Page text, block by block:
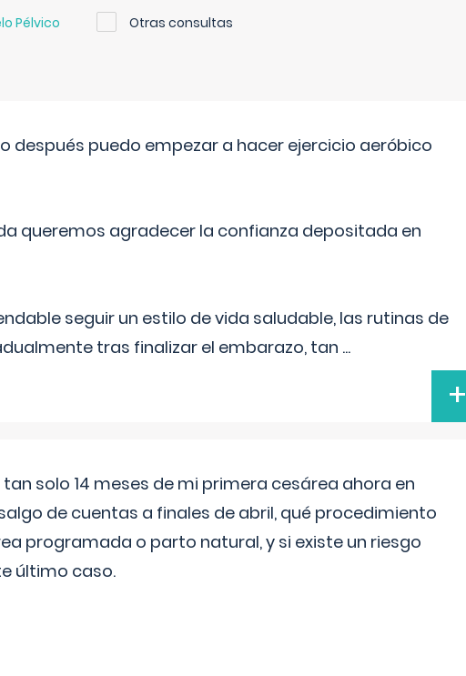
Pélvico Otras consultas
después puedo empezar a hacer ejercicio aeróbico
queremos agradecer la confianza depositada en
seguir un estilo de vida saludable, las rutinas de
tras finalizar el embarazo, tan ...
+
solo 14 meses de mi primera cesárea ahora en
de cuentas a finales de abril, qué procedimiento
programada o parto natural, y si existe un riesgo
último caso.